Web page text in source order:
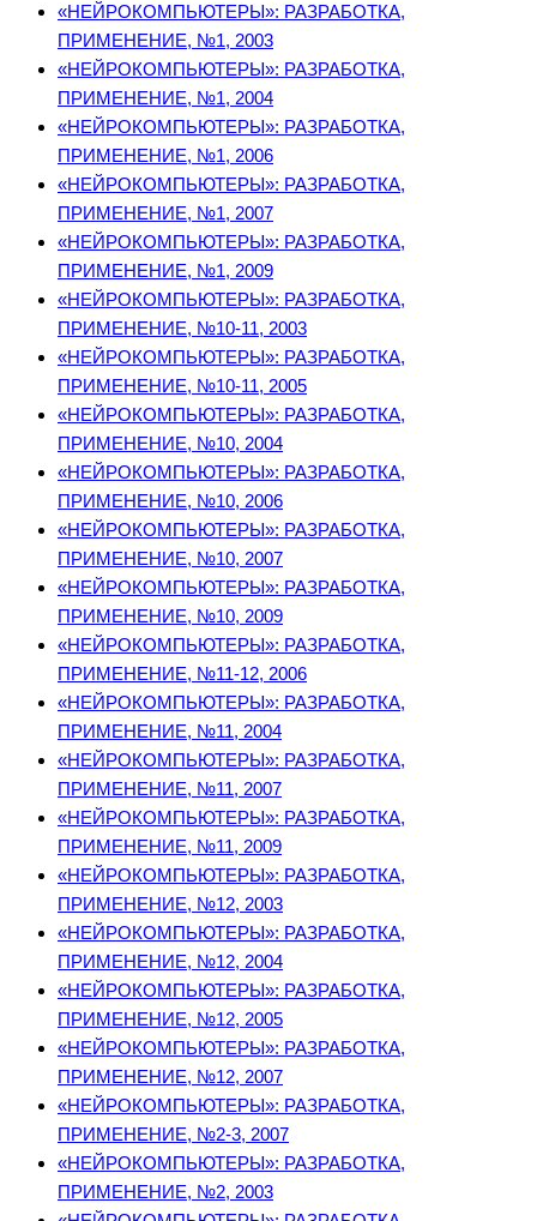
«НЕЙРОКОМПЬЮТЕРЫ»: РАЗРАБОТКА,
ПРИМЕНЕНИЕ, №1, 2003
«НЕЙРОКОМПЬЮТЕРЫ»: РАЗРАБОТКА,
ПРИМЕНЕНИЕ, №1, 2004
«НЕЙРОКОМПЬЮТЕРЫ»: РАЗРАБОТКА,
ПРИМЕНЕНИЕ, №1, 2006
«НЕЙРОКОМПЬЮТЕРЫ»: РАЗРАБОТКА,
ПРИМЕНЕНИЕ, №1, 2007
«НЕЙРОКОМПЬЮТЕРЫ»: РАЗРАБОТКА,
ПРИМЕНЕНИЕ, №1, 2009
«НЕЙРОКОМПЬЮТЕРЫ»: РАЗРАБОТКА,
ПРИМЕНЕНИЕ, №10-11, 2003
«НЕЙРОКОМПЬЮТЕРЫ»: РАЗРАБОТКА,
ПРИМЕНЕНИЕ, №10-11, 2005
«НЕЙРОКОМПЬЮТЕРЫ»: РАЗРАБОТКА,
ПРИМЕНЕНИЕ, №10, 2004
«НЕЙРОКОМПЬЮТЕРЫ»: РАЗРАБОТКА,
ПРИМЕНЕНИЕ, №10, 2006
«НЕЙРОКОМПЬЮТЕРЫ»: РАЗРАБОТКА,
ПРИМЕНЕНИЕ, №10, 2007
«НЕЙРОКОМПЬЮТЕРЫ»: РАЗРАБОТКА,
ПРИМЕНЕНИЕ, №10, 2009
«НЕЙРОКОМПЬЮТЕРЫ»: РАЗРАБОТКА,
ПРИМЕНЕНИЕ, №11-12, 2006
«НЕЙРОКОМПЬЮТЕРЫ»: РАЗРАБОТКА,
ПРИМЕНЕНИЕ, №11, 2004
«НЕЙРОКОМПЬЮТЕРЫ»: РАЗРАБОТКА,
ПРИМЕНЕНИЕ, №11, 2007
«НЕЙРОКОМПЬЮТЕРЫ»: РАЗРАБОТКА,
ПРИМЕНЕНИЕ, №11, 2009
«НЕЙРОКОМПЬЮТЕРЫ»: РАЗРАБОТКА,
ПРИМЕНЕНИЕ, №12, 2003
«НЕЙРОКОМПЬЮТЕРЫ»: РАЗРАБОТКА,
ПРИМЕНЕНИЕ, №12, 2004
«НЕЙРОКОМПЬЮТЕРЫ»: РАЗРАБОТКА,
ПРИМЕНЕНИЕ, №12, 2005
«НЕЙРОКОМПЬЮТЕРЫ»: РАЗРАБОТКА,
ПРИМЕНЕНИЕ, №12, 2007
«НЕЙРОКОМПЬЮТЕРЫ»: РАЗРАБОТКА,
ПРИМЕНЕНИЕ, №2-3, 2007
«НЕЙРОКОМПЬЮТЕРЫ»: РАЗРАБОТКА,
ПРИМЕНЕНИЕ, №2, 2003